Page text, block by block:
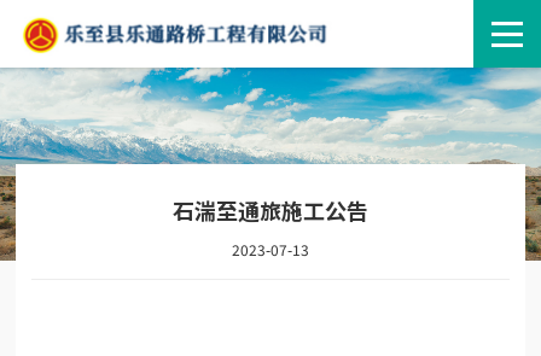
石湍至通旅施工公告
2023-07-13